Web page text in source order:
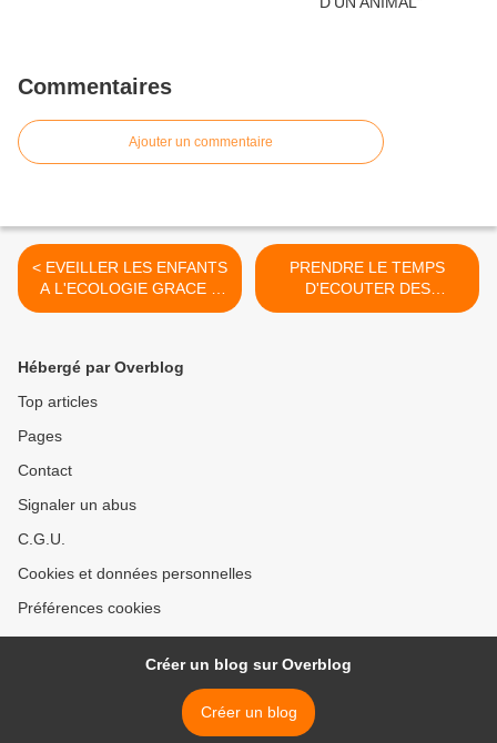
Commentaires
Ajouter un commentaire
< EVEILLER LES ENFANTS
A L'ECOLOGIE GRACE A
LA DECOUVERTE DE LA
PRENDRE LE TEMPS
D'ECOUTER DES
PODCASTS >
Hébergé par Overblog
Top articles
Pages
Contact
Signaler un abus
C.G.U.
Cookies et données personnelles
Préférences cookies
Créer un blog sur Overblog
Créer un blog